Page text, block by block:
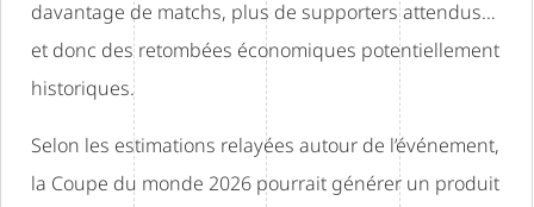
davantage de matchs, plus de supporters attendus…
et donc des retombées économiques potentiellement
historiques.
Selon les estimations relayées autour de l’événement,
la Coupe du monde 2026 pourrait générer un produit